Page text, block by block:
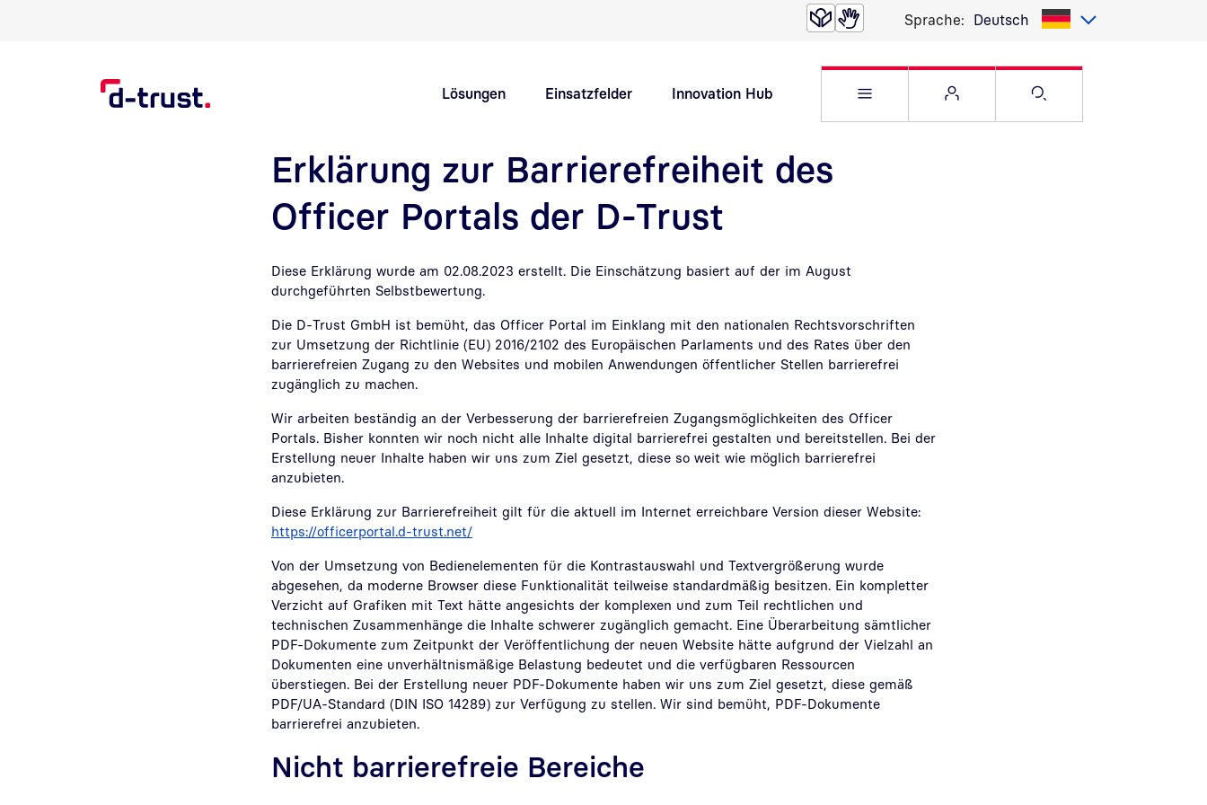
Sprache: Deutsch
Lösungen Einsatzfelder Innovation Hub
Support
Websitemenü öffnenService Menü öffnen
Suche öffnen
Erklärung zur Barrierefreiheit des
Officer Portals der D-Trust
Diese Erklärung wurde am 02.08.2023 erstellt. Die Einschätzung basiert auf der im August
durchgeführten Selbstbewertung.
Die D-Trust GmbH ist bemüht, das Officer Portal im Einklang mit den nationalen Rechtsvorschriften
zur Umsetzung der Richtlinie (EU) 2016/2102 des Europäischen Parlaments und des Rates über den
barrierefreien Zugang zu den Websites und mobilen Anwendungen öffentlicher Stellen barrierefrei
zugänglich zu machen.
Wir arbeiten beständig an der Verbesserung der barrierefreien Zugangsmöglichkeiten des Officer
Portals. Bisher konnten wir noch nicht alle Inhalte digital barrierefrei gestalten und bereitstellen. Bei der
Erstellung neuer Inhalte haben wir uns zum Ziel gesetzt, diese so weit wie möglich barrierefrei
anzubieten.
Diese Erklärung zur Barrierefreiheit gilt für die aktuell im Internet erreichbare Version dieser Website:
https://officerportal.d-trust.net/
Von der Umsetzung von Bedienelementen für die Kontrastauswahl und Textvergrößerung wurde
abgesehen, da moderne Browser diese Funktionalität teilweise standardmäßig besitzen. Ein kompletter
Verzicht auf Grafiken mit Text hätte angesichts der komplexen und zum Teil rechtlichen und
technischen Zusammenhänge die Inhalte schwerer zugänglich gemacht. Eine Überarbeitung sämtlicher
PDF-Dokumente zum Zeitpunkt der Veröffentlichung der neuen Website hätte aufgrund der Vielzahl an
Dokumenten eine unverhältnismäßige Belastung bedeutet und die verfügbaren Ressourcen
überstiegen. Bei der Erstellung neuer PDF-Dokumente haben wir uns zum Ziel gesetzt, diese gemäß
PDF/UA-Standard (DIN ISO 14289) zur Verfügung zu stellen. Wir sind bemüht, PDF-Dokumente
barrierefrei anzubieten.
Nicht barrierefreie Bereiche